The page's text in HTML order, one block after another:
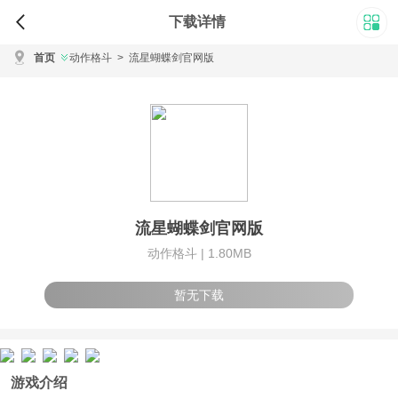
下载详情
首页 动作格斗 > 流星蝴蝶剑官网版
流星蝴蝶剑官网版
动作格斗 | 1.80MB
暂无下载
游戏介绍